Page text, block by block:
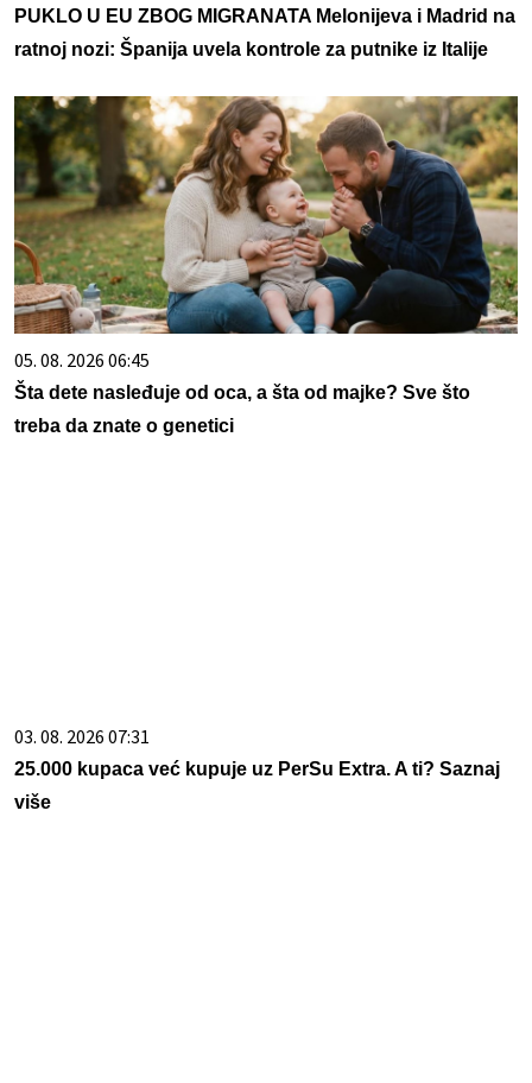
PUKLO U EU ZBOG MIGRANATA Melonijeva i Madrid na
ratnoj nozi: Španija uvela kontrole za putnike iz Italije
05. 08. 2026 06:45
Šta dete nasleđuje od oca, a šta od majke? Sve što
treba da znate o genetici
03. 08. 2026 07:31
25.000 kupaca već kupuje uz PerSu Extra. A ti? Saznaj
više